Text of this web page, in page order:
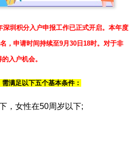
深圳积分入户申报工作已正式开启。本年度
，申请时间持续至9月30日18时。对于非
入户机会。
满足以下五个基本条件：
，女性在50周岁以下;